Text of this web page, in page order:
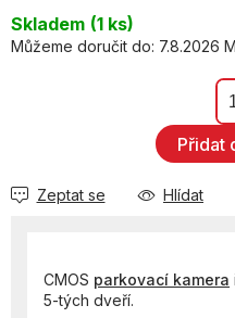
cena:
Skladem (1 ks)
Můžeme doručit do: 7.8.2026
Přidat
Zeptat se Hlídat
CMOS parkovací kamera
5-tých dveří.